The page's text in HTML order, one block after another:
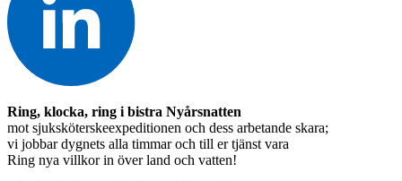
Ring, klocka, ring i bistra Nyårsnatten
mot sjuksköterskeexpeditionen och dess arbetande skara;
vi jobbar dygnets alla timmar och till er tjänst vara
Ring nya villkor in över land och vatten!